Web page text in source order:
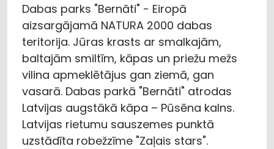
Dabas parks "Bernāti" - Eiropā
aizsargājamā NATURA 2000 dabas
teritorija. Jūras krasts ar smalkajām,
baltajām smiltīm, kāpas un priežu mežs
vilina apmeklētājus gan ziemā, gan
vasarā. Dabas parkā "Bernāti" atrodas
Latvijas augstākā kāpa – Pūsēna kalns.
Latvijas rietumu sauszemes punktā
uzstādīta robežzīme "Zaļais stars".